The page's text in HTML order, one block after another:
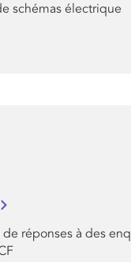
schémas électrique
réponses à des